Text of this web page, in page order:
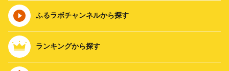
ふるラボチャンネルから探す
ランキングから探す